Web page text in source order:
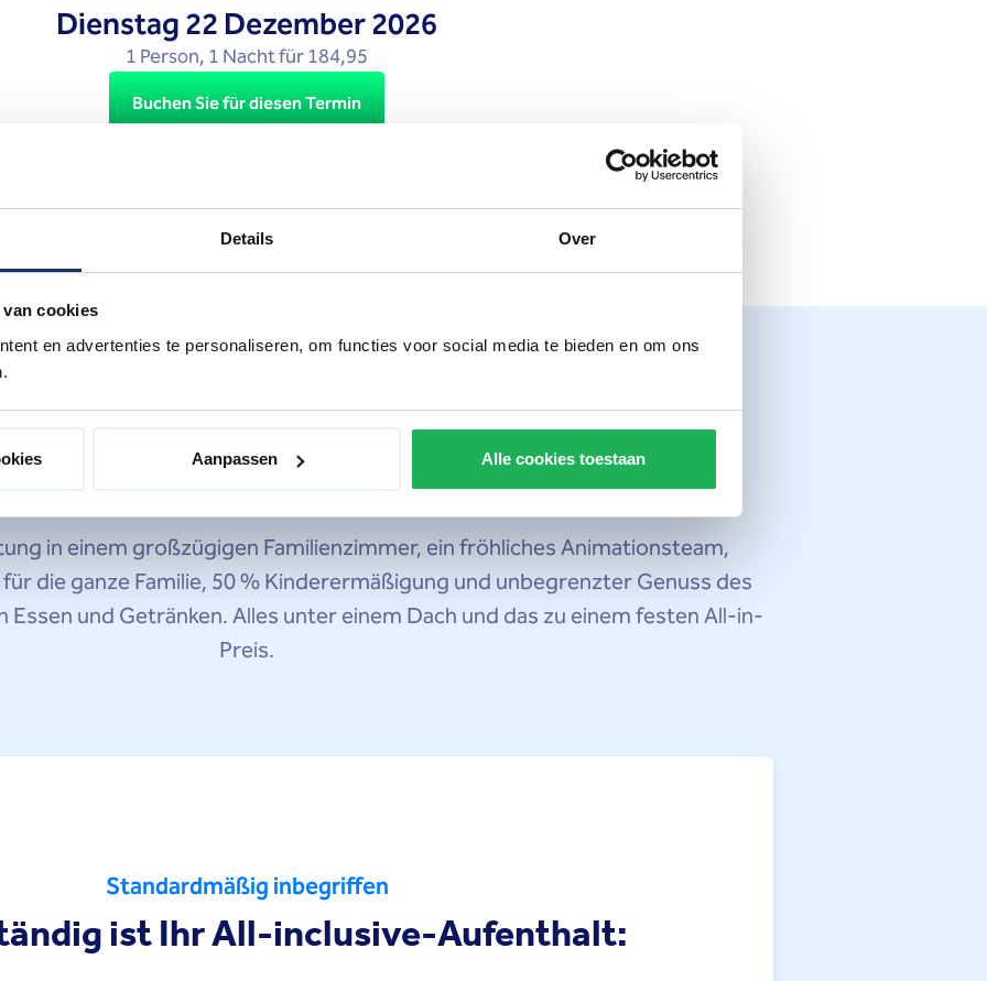
Details Over
cookies
en advertenties te personaliseren, om functies voor social media te bieden en om ons
Aanpassen Alle cookies toestaan
the
keyboard
shortcuts
Dienstag22 Dezember 2026
1 Person, 1 Nacht für 184,95
Buchen Sie für diesen Termin
Ohne Kurtaxe.
Unbeschwertes Vergnügen
für Weihnachten
in einem großzügigen Familienzimmer, ein fröhliches Animationsteam,
die ganze Familie, 50 % Kinderermäßigung und unbegrenzter Genuss des
und Getränken. Alles unter einem Dach und das zu einem festen All-in-
Preis.
Standardmäßig inbegriffen
ist Ihr All-inclusive-Aufenthalt: